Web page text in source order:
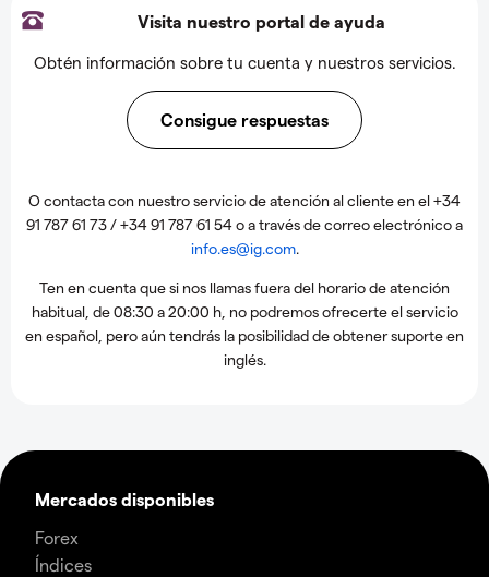
Visita nuestro portal de ayuda
Obtén información sobre tu cuenta y nuestros servicios.
Consigue respuestas
O contacta con nuestro servicio de atención al cliente en el +34
91 787 61 73 / +34 91 787 61 54 o a través de correo electrónico a
info.es@ig.com.
Ten en cuenta que si nos llamas fuera del horario de atención
habitual, de 08:30 a 20:00 h, no podremos ofrecerte el servicio
en español, pero aún tendrás la posibilidad de obtener suporte en
inglés.
Mercados disponibles
Forex
Índices